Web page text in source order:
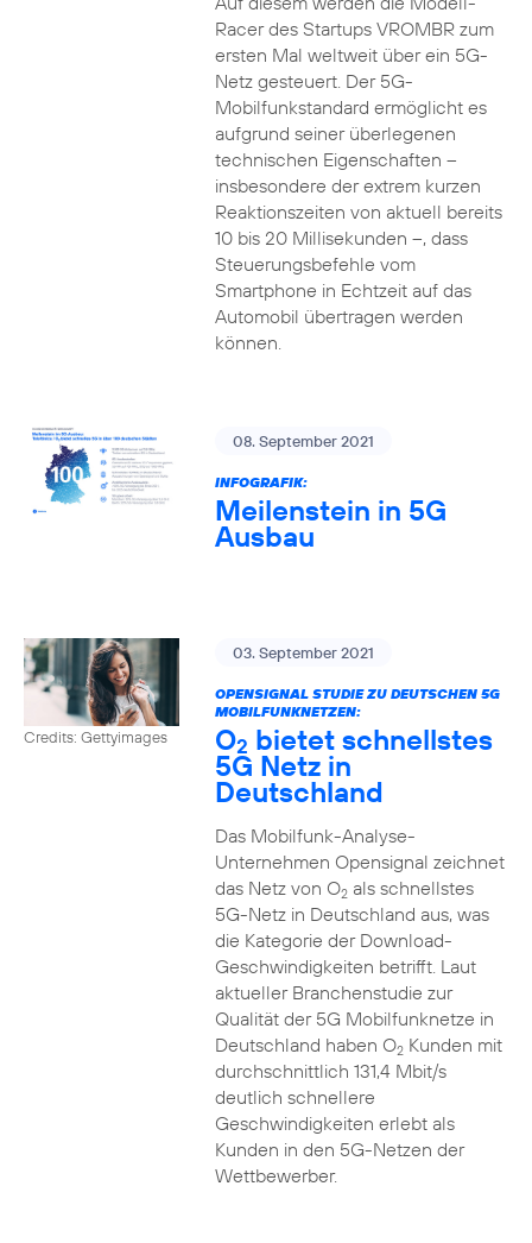
Racer des Startups VROMBR zum
ersten Mal weltweit über ein 5G-
Netz gesteuert. Der 5G-
Mobilfunkstandard ermöglicht es
aufgrund seiner überlegenen
technischen Eigenschaften –
insbesondere der extrem kurzen
Reaktionszeiten von aktuell bereits
10 bis 20 Millisekunden –, dass
Steuerungsbefehle vom
Smartphone in Echtzeit auf das
Automobil übertragen werden
können.
08. September 2021
INFOGRAFIK:
Meilenstein in 5G
Ausbau
Credits: Gettyimages
03. September 2021
OPENSIGNAL STUDIE ZU DEUTSCHEN 5G
MOBILFUNKNETZEN:
O2 bietet schnellstes
5G Netz in
Deutschland
Das Mobilfunk-Analyse-
Unternehmen Opensignal zeichnet
das Netz von O2als schnellstes
5G-Netz in Deutschland aus, was
die Kategorie der Download-
Geschwindigkeiten betrifft. Laut
aktueller Branchenstudie zur
Qualität der 5G Mobilfunknetze in
Deutschland haben O2Kunden mit
durchschnittlich 131,4 Mbit/s
deutlich schnellere
Geschwindigkeiten erlebt als
Kunden in den 5G-Netzen der
Wettbewerber.